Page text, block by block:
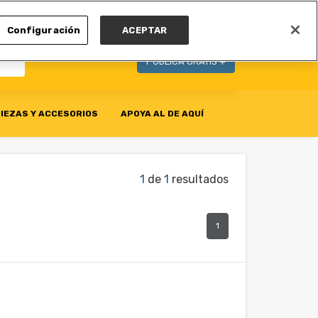
PUBLICA GRATIS +
Y ACCESORIOS APOYA AL DE AQUÍ
1 de 1 resultados
1
Configuración ACEPTAR